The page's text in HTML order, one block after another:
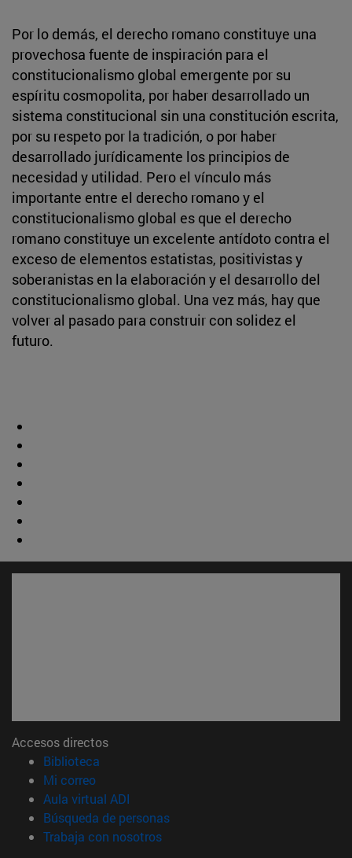
Por lo demás, el derecho romano constituye una
provechosa fuente de inspiración para el
constitucionalismo global emergente por su
espíritu cosmopolita, por haber desarrollado un
sistema constitucional sin una constitución escrita,
por su respeto por la tradición, o por haber
desarrollado jurídicamente los principios de
necesidad y utilidad. Pero el vínculo más
importante entre el derecho romano y el
constitucionalismo global es que el derecho
romano constituye un excelente antídoto contra el
exceso de elementos estatistas, positivistas y
soberanistas en la elaboración y el desarrollo del
constitucionalismo global. Una vez más, hay que
volver al pasado para construir con solidez el
futuro.
Accesos directos
Biblioteca
Mi correo(abre en nueva ventana)
Aula virtual ADI
Búsqueda de personas(abre en nueva ventana)
Trabaja con nosotros(abre en nueva ventana)